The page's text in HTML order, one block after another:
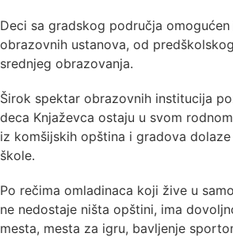
Deci sa gradskog područja
obrazovnih ustanova, od
srednjeg obrazovanja.
Širok spektar obrazovnih institucija
deca Knjaževca ostaju u svom
iz komšijskih opština i gradova
škole.
Po rečima omladinaca koji žive u
ne nedostaje ništa opštini, ima
mesta, mesta za igru, bavljenje